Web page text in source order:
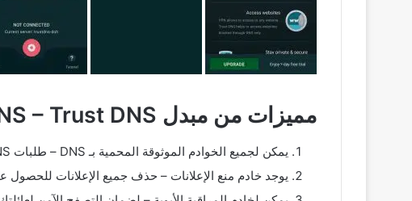
مميزات من مبدل DNS – Trust DNS – سريع وآمن
يمكن لجميع الخوادم الموثوقة المحمية بـ DNS – طلبات DNS الخاصة والمشفرة للتأكد من أن مزود الإنترنت الخاص بك لا يمكنه رؤية بيانات التصفح الخاصة بك وتخزينها ايضاً.
يوجد خادم منع الإعلانات – حذف جميع الإعلانات